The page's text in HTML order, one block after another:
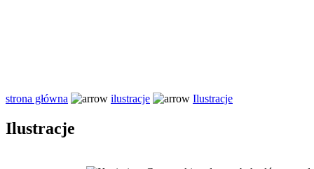
strona główna ilustracje Ilustracje
Ilustracje